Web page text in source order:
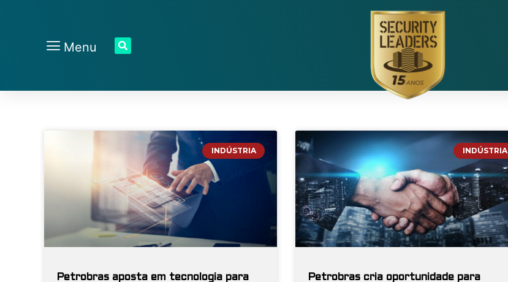
Menu
INDÚSTRIA
Petrobras aposta em tecnologia para
INDÚSTRIA
Petrobras cria oportunidade para